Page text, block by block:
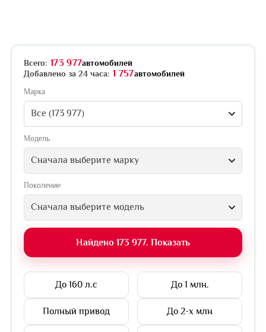
Всего: 173 977автомобилей
Добавлено за 24 часа: 1 757автомобилей
Марка
Все (173 977)
Модель
Сначала выберите марку
Поколение
Сначала выберите модель
Найдено 173 977. Показать
До 160 л.с
Полный привод
До 1 млн.
До 2-х млн